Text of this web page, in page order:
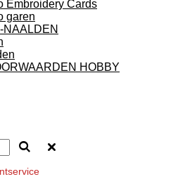
Embroidery Cards
garen
NAALDEN
HOBBY